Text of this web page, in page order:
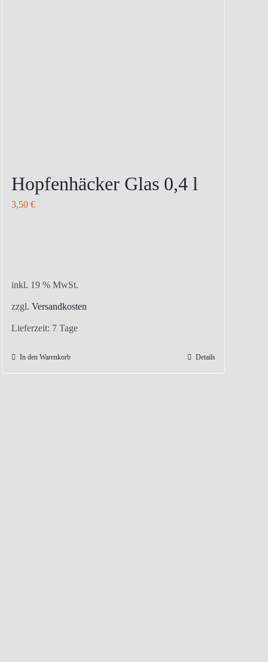
Hopfenhäcker Glas 0,4 l
3,50 €
inkl. 19 % MwSt.
zzgl. Versandkosten
Lieferzeit: 7 Tage
In den Warenkorb Details